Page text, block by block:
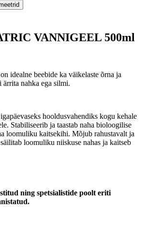
VANNIGEEL 500ml
idealne beebide ka väikelaste õrna ja
nahka ega silmi.
hooldusvahendiks kogu kehale
Stabiliseerib ja taastab naha bioloogilise
loomuliku kaitsekihi. Mõjub rahustavalt ja
loomuliku niiskuse nahas ja kaitseb
ning spetsialistide poolt eriti